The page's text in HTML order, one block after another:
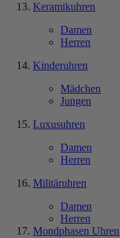
Keramikuhren
Damen
Herren
Kinderuhren
Mädchen
Jungen
Luxusuhren
Damen
Herren
Militäruhren
Damen
Herren
Mondphasen Uhren